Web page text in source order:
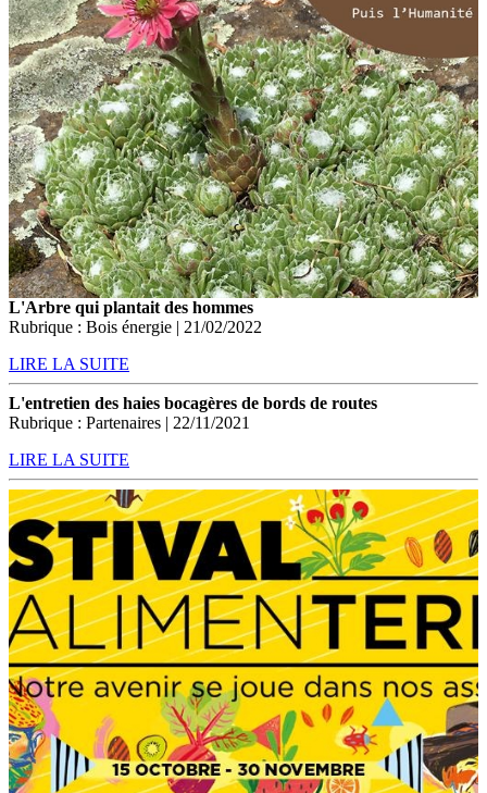
L'Arbre qui plantait des hommes
Rubrique : Bois énergie | 21/02/2022
LIRE LA SUITE
L'entretien des haies bocagères de bords de routes
Rubrique : Partenaires | 22/11/2021
LIRE LA SUITE